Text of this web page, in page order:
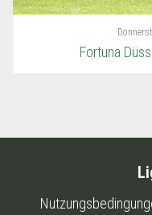
Fortuna